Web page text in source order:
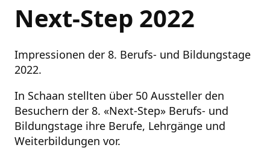
Next-Step 2022
Impressionen der 8. Berufs- und Bildungstage
2022.
In Schaan stellten über 50 Aussteller den
Besuchern der 8. «Next-Step» Berufs- und
Bildungstage ihre Berufe, Lehrgänge und
Weiterbildungen vor.